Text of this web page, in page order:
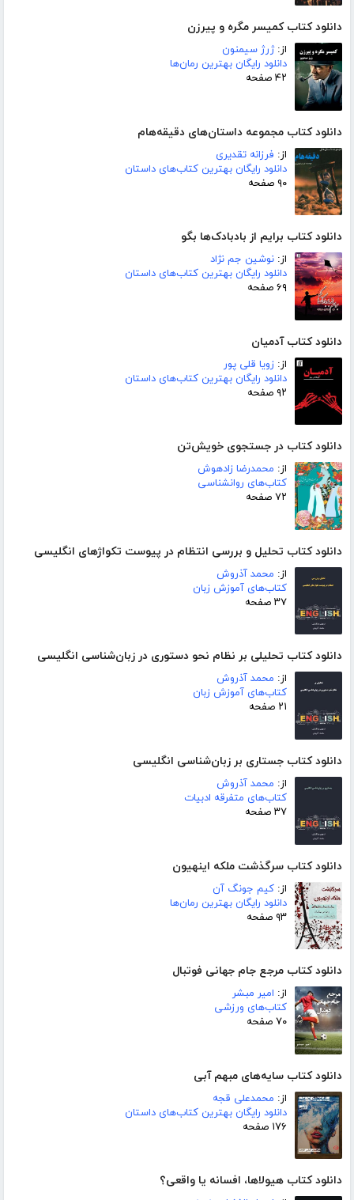
دانلود کتاب کمیسر مگره و پیرزن
از:ژرژ سیمنون
دانلود رایگان بهترین رمان‌ها
۴۲ صفحه
دانلود کتاب مجموعه داستان‌های دقیقه‌هام
از: فرزانه تقدیری
دانلود رایگان بهترین کتاب‌های داستان
۹۰ صفحه
دانلود کتاب برایم از بادبادک‌ها بگو
از: نوشین جم نژاد
دانلود رایگان بهترین کتاب‌های داستان
۶۹ صفحه
دانلود کتاب آدمیان
از: زویا قلی پور
دانلود رایگان بهترین کتاب‌های داستان
۹۲ صفحه
دانلود کتاب در جستجوی خویش‌تن
از: محمدرضا زادهوش
کتاب‌های روانشناسی
۷۲ صفحه
دانلود کتاب تحلیل و بررسی انتظام در پیوست تکواژهای انگلیسی
از: محمد آذروش
کتاب‌های آموزش زبان
۳۷ صفحه
دانلود کتاب تحلیلی بر نظام نحو دستوری در زبان‌شناسی انگلیسی
از: محمد آذروش
کتاب‌های آموزش زبان
۲۱ صفحه
دانلود کتاب جستاری بر زبان‌شناسی انگلیسی
از: محمد آذروش
کتاب‌های متفرقه ادبیات
۳۷ صفحه
دانلود کتاب سرگذشت ملکه اینهیون
از: کیم جونگ آن
دانلود رایگان بهترین رمان‌ها
۹۳ صفحه
دانلود کتاب مرجع جام جهانی فوتبال
از: امیر مبشر
کتاب‌های ورزشی
۷۰ صفحه
دانلود کتاب سایه‌های مبهم آبی
از: محمدعلی قجه
دانلود رایگان بهترین کتاب‌های داستان
۱۷۶ صفحه
دانلود کتاب هیولاها، افسانه یا واقعی؟